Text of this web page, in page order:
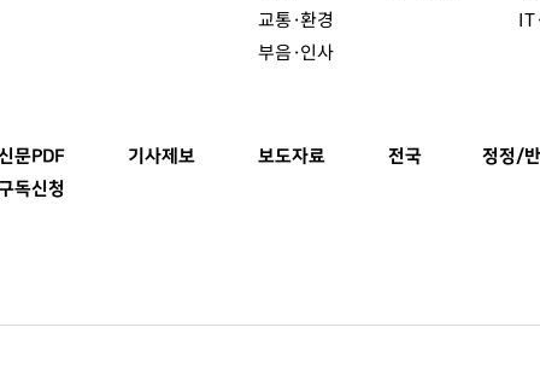
교통·환경
부음·인사
문PDF
독신청
기사제보 보도자료 전국 정정/